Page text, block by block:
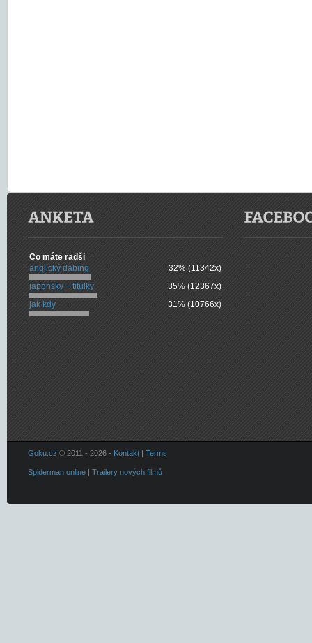
Co máte radši
anglický dabing
32% (11342x)
japonsky + titulky
35% (12367x)
jak kdy
31% (10766x)
Goku.cz © 2011 - 2026 - Kontakt | Terms
Spiderman online | Trailery nových filmů